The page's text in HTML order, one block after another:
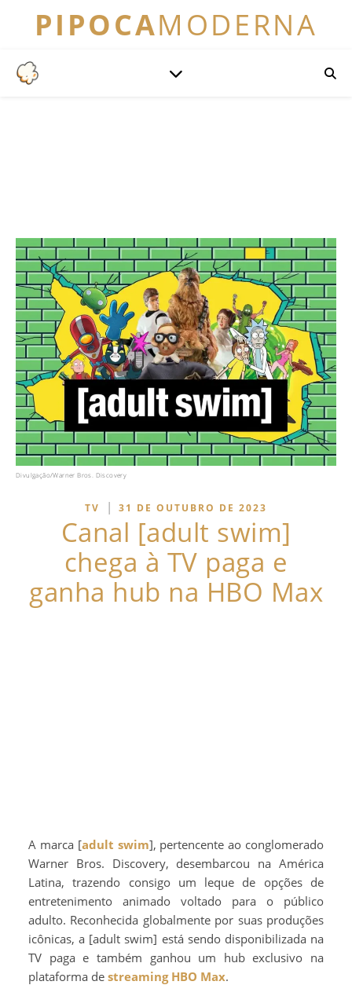
PIPOCAMODERNA
Divulgação/Warner Bros. Discovery
TV | 31 DE OUTUBRO DE 2023
Canal [adult swim]
chega à TV paga e
ganha hub na HBO Max
A marca [adult swim], pertencente ao conglomerado
Warner Bros. Discovery, desembarcou na América
Latina, trazendo consigo um leque de opções de
entretenimento animado voltado para o público
adulto. Reconhecida globalmente por suas produções
icônicas, a [adult swim] está sendo disponibilizada na
TV paga e também ganhou um hub exclusivo na
plataforma de streaming HBO Max.